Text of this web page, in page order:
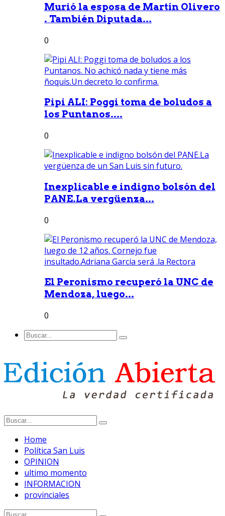
Murió la esposa de Martín Olivero
. También Diputada...
0
Pipi ALI: Poggi toma de boludos a
los Puntanos....
0
Inexplicable e indigno bolsón del
PANE.La vergüenza...
0
El Peronismo recuperó la UNC de
Mendoza, luego...
0
Home
Política San Luis
OPINION
ultimo momento
INFORMACION
provinciales